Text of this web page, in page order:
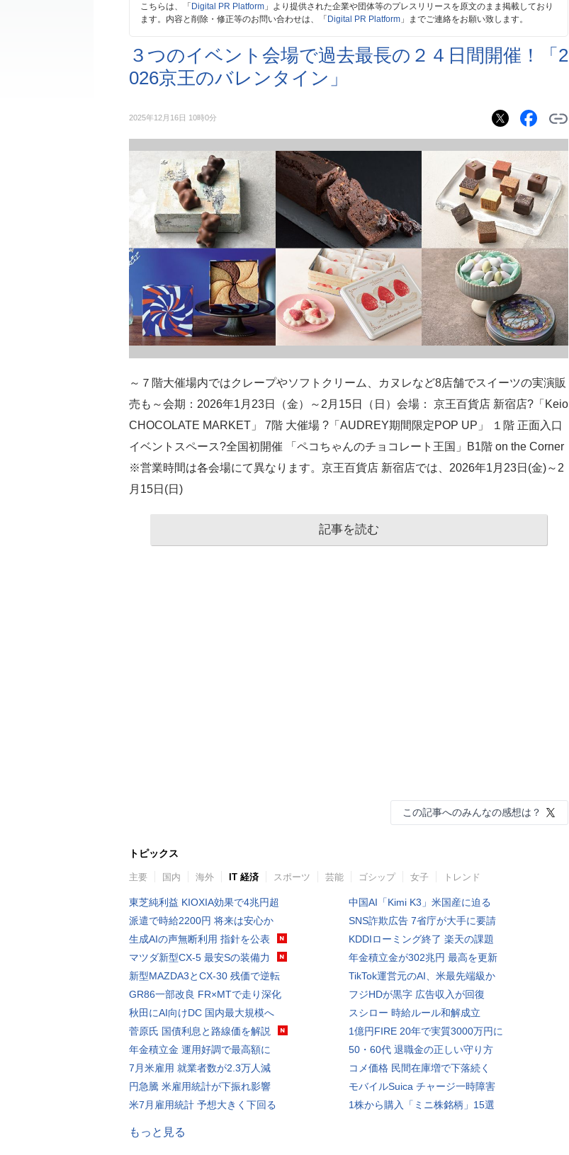
こちらは、「Digital PR Platform 」より提供された企業や団体等のプレスリリースを原文のまま掲載しており
ます。内容と削除・修正等のお問い合わせは、「Digital PR Platform 」までご連絡をお願い致します。
３つのイベント会場で過去最長の２４日間開催！「2
026京王のバレンタイン」
2025年12月16日 10時0分
～７階大催場内ではクレープやソフトクリーム、カヌレなど8店舗でスイーツの実演販
売も～会期：2026年1月23日（金）～2月15日（日）会場： 京王百貨店 新宿店?「Keio
CHOCOLATE MARKET」 7階 大催場 ?「AUDREY期間限定POP UP」 １階 正面入口
イベントスペース?全国初開催 「ペコちゃんのチョコレート王国」B1階 on the Corner
※営業時間は各会場にて異なります。京王百貨店 新宿店では、2026年1月23日(金)～2
月15日(日)
記事を読む
この記事へのみんなの感想は？
トピックス
主要 国内 海外 IT 経済 スポーツ 芸能 ゴシップ 女子 トレンド
東芝純利益 KIOXIA効果で4兆円超
派遣で時給2200円 将来は安心か
生成AIの声無断利用 指針を公表
マツダ新型CX-5 最安Sの装備力
新型MAZDA3とCX-30 残価で逆転
GR86一部改良 FR×MTで走り深化
秋田にAI向けDC 国内最大規模へ
菅原氏 国債利息と路線価を解説
年金積立金 運用好調で最高額に
7月米雇用 就業者数が2.3万人減
円急騰 米雇用統計が下振れ影響
米7月雇用統計 予想大きく下回る
中国AI「Kimi K3」米国産に迫る
SNS詐欺広告 7省庁が大手に要請
KDDIローミング終了 楽天の課題
年金積立金が302兆円 最高を更新
TikTok運営元のAI、米最先端級か
フジHDが黒字 広告収入が回復
スシロー 時給ルール和解成立
1億円FIRE 20年で実質3000万円に
50・60代 退職金の正しい守り方
コメ価格 民間在庫増で下落続く
モバイルSuica チャージ一時障害
1株から購入「ミニ株銘柄」15選
もっと見る